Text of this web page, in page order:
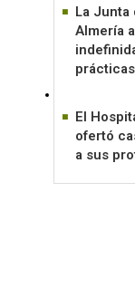
La
Almería
El
ofertó
a sus